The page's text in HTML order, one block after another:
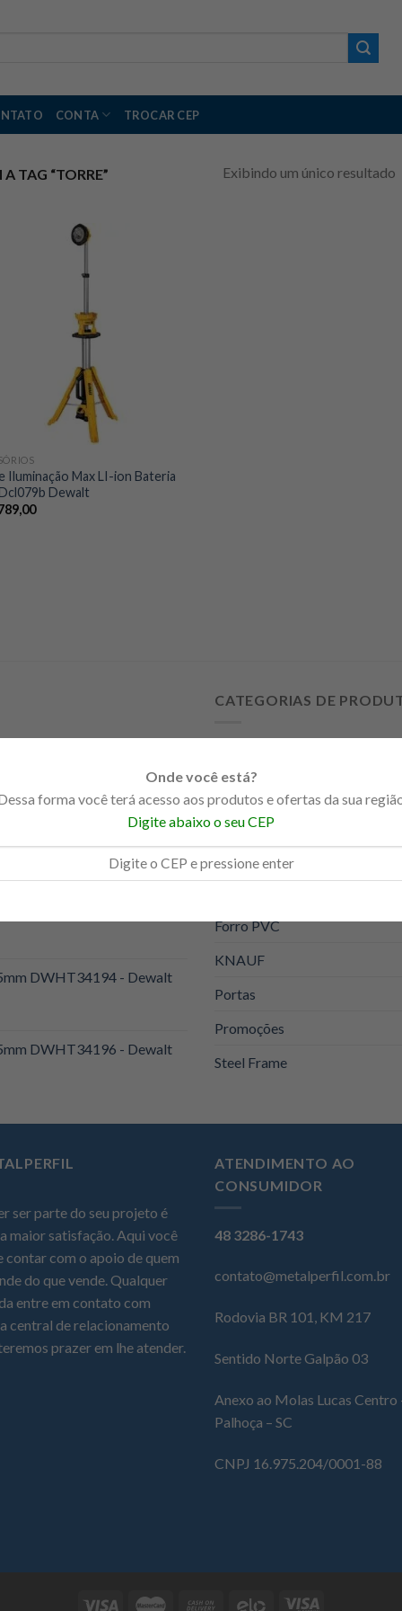
CONTA TROCAR CEP
TAG “TORRE” Exibindo um único resultado
Iluminação Max LI-ion Bateria
Dewalt
tela de fibra 100cm valor
Reto Stanley Fatmax cod.
Drywall
DWHT34194 - Dewalt
DWHT34196 - Dewalt
CATEGORIAS DE
Eucatex
Ferramentas
Forro PVC
KNAUF
Portas
Promoções
Steel Frame
ser parte do seu projeto é
maior satisfação. Aqui você
contar com o apoio de quem
do que vende. Qualquer
entre em contato com
central de relacionamento
prazer em lhe atender.
ATENDIMENTO AO
CONSUMIDOR
48 3286-1743
contato@metalperfil.com.br
Rodovia BR 101, KM 217
Sentido Norte Galpão 03
Anexo ao Molas Lucas Centro
Palhoça – SC
CNPJ 16.975.204/0001-88
Onde você está?
forma você terá acesso aos produtos e ofertas da sua
Digite abaixo o seu CEP